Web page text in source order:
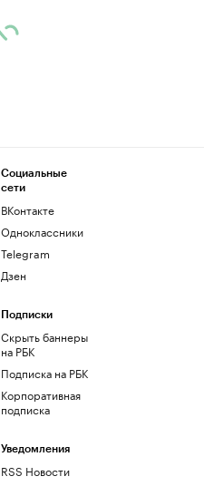
Социальные
сети
ВКонтакте
Одноклассники
Telegram
Дзен
Подписки
Скрыть баннеры
на РБК
Подписка на РБК
Корпоративная
подписка
Уведомления
RSS Новости